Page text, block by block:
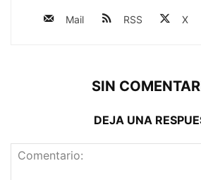
Mail RSS X
SIN
DEJA UNA